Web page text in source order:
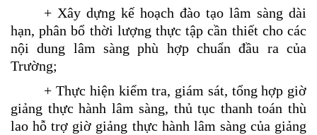
+ Xây dựng kế hoạch đào tạo lâm sàng dài
hạn, phân bổ thời lượng thực tập cần thiết cho các
nội dung lâm sàng phù hợp chuẩn đầu ra của
Trường;
+Thực hiện kiểm tra, giám sát, tổng hợp giờ
giảng thực hành lâm sàng, thủ tục thanh toán thù
lao hỗ trợ giờ giảng thực hành lâm sàng của giảng